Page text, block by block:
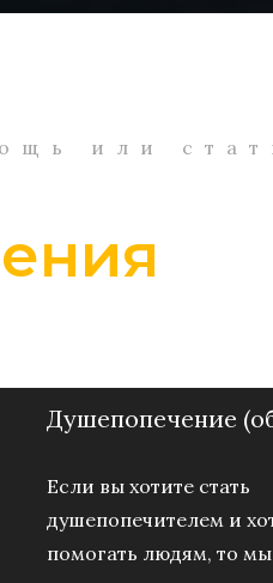
или
Душепопечение
Если вы хотите стать
душепопечителем и
помогать людям, то мы